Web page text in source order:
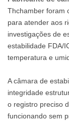
Thchamber foram
para atender aos
investigações de
estabilidade FDA/
temperatura e
A câmara de
integridade
o registro preciso
funcionando sem